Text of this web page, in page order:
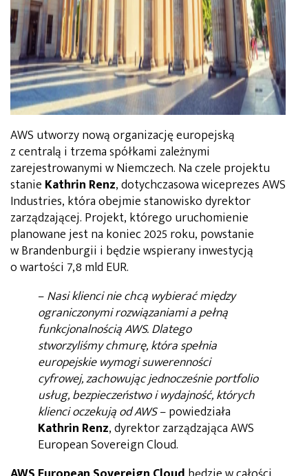
AWS utworzy nową organizację europejską
z centralą i trzema spółkami zależnymi
zarejestrowanymi w Niemczech. Na czele projektu
stanie Kathrin Renz, dotychczasowa wiceprezes AWS
Industries, która obejmie stanowisko dyrektor
zarządzającej. Projekt, którego uruchomienie
planowane jest na koniec 2025 roku, powstanie
w Brandenburgii i będzie wspierany inwestycją
o wartości 7,8 mld EUR.
–Nasi klienci nie chcą wybierać między
ograniczonymi rozwiązaniami a pełną
funkcjonalnością AWS. Dlatego
stworzyliśmy chmurę, która spełnia
europejskie wymogi suwerenności
cyfrowej, zachowując jednocześnie portfolio
usług, bezpieczeństwo i wydajność, których
klienci oczekują od AWS– powiedziała
Kathrin Renz, dyrektor zarządzająca AWS
European Sovereign Cloud.